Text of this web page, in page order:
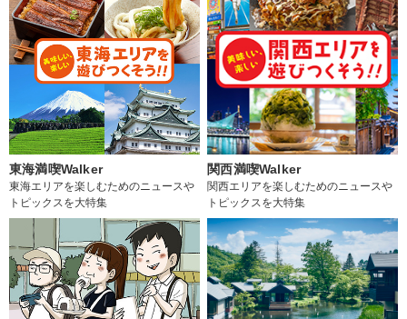
東海満喫Walker
東海エリアを楽しむためのニュースや
トピックスを大特集
関西満喫Walker
関西エリアを楽しむためのニュースや
トピックスを大特集